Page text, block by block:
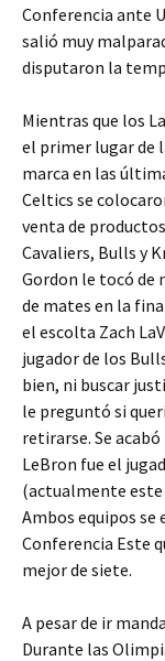
Conferencia ante
salió muy
disputaron la
Mientras que los
el primer lugar de
marca en las
Celtics se
venta de
Cavaliers, Bulls y
Gordon le tocó de
de mates en la
el escolta Zach
jugador de los
bien, ni buscar
le preguntó si
retirarse. Se
LeBron fue el
(actualmente este
Ambos equipos
Conferencia Este
mejor de siete.
A pesar de ir
Durante las